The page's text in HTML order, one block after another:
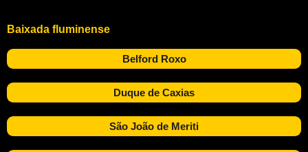
Baixada fluminense
Belford Roxo
Duque de Caxias
São João de Meriti